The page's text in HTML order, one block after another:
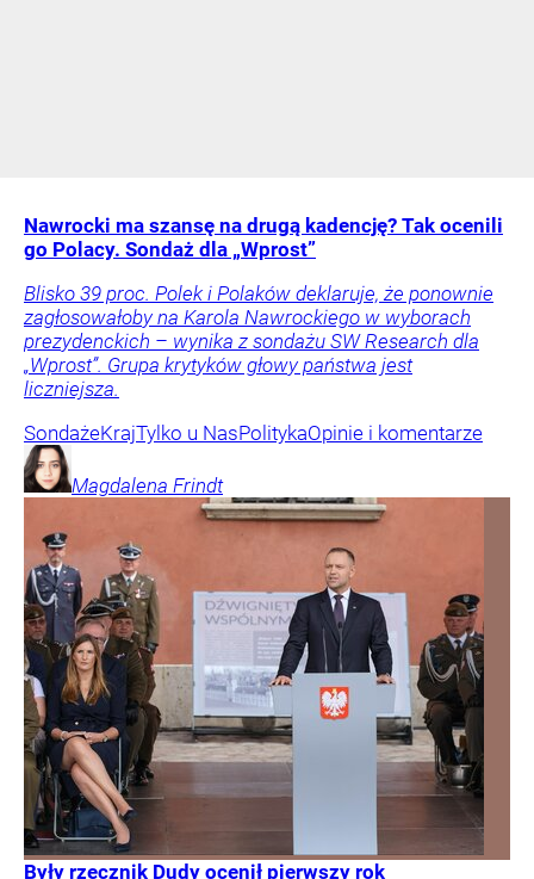
Nawrocki ma szansę na drugą kadencję? Tak ocenili
go Polacy. Sondaż dla „Wprost”
Blisko 39 proc. Polek i Polaków deklaruje, że ponownie
zagłosowałoby na Karola Nawrockiego w wyborach
prezydenckich – wynika z sondażu SW Research dla
„Wprost”. Grupa krytyków głowy państwa jest
liczniejsza.
SondażeKrajTylko u NasPolitykaOpinie i komentarze
Magdalena Frindt
Były rzecznik Dudy ocenił pierwszy rok